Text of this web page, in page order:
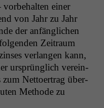
ein­er
von Jahr zu Jahr
der anfänglichen
Zeitraum
ver­lan­gen kann,
ursprünglich vere­in­
zum Net­to­er­trag über­
Meth­ode zu